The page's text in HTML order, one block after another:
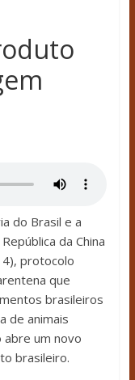
do Brasil e a
da China
protocolo
que
brasileiros
de animais
um novo
brasileiro.